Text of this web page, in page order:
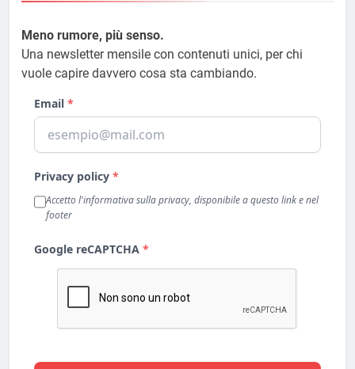
Meno rumore, più senso.
Una newsletter mensile con contenuti unici, per chi
vuole capire davvero cosa sta cambiando.